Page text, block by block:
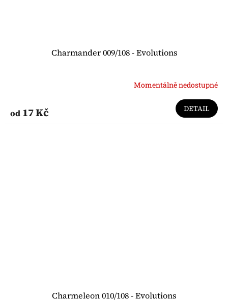
Charmander 009/108 - Evolutions
Momentálně nedostupné
od 17 Kč DETAIL
Charmeleon 010/108 - Evolutions